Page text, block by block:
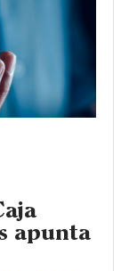
apunta